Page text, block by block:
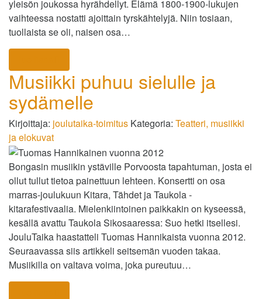
yleisön joukossa hyrähdellyt. Elämä 1800-1900-lukujen
vaihteessa nostatti ajoittain tyrskähtelyjä. Niin tosiaan,
tuollaista se oli, naisen osa…
Musiikki puhuu sielulle ja
sydämelle
Kirjoittaja: joulutaika-toimitus Kategoria: Teatteri, musiikki
ja elokuvat
Bongasin musiikin ystäville Porvoosta tapahtuman, josta ei
ollut tullut tietoa painettuun lehteen. Konsertti on osa
marras-joulukuun Kitara, Tähdet ja Taukola -
kitarafestivaalia. Mielenkiintoinen paikkakin on kyseessä,
kesällä avattu Taukola Sikosaaressa: Suo hetki itsellesi.
JouluTaika haastatteli Tuomas Hannikaista vuonna 2012.
Seuraavassa siis artikkeli seitsemän vuoden takaa.
Musiikilla on valtava voima, joka pureutuu…